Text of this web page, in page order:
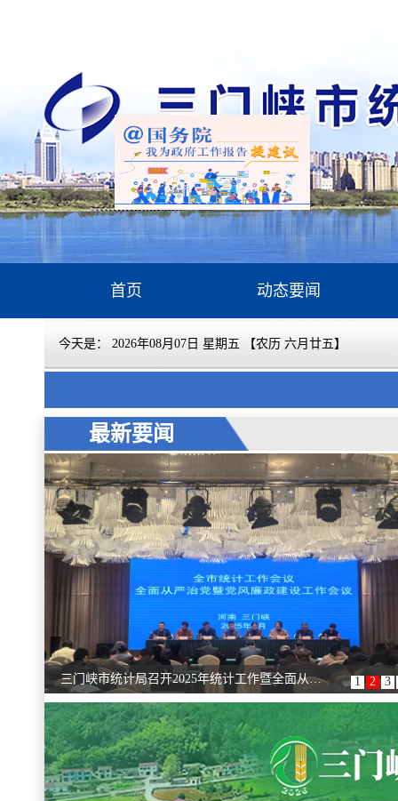
首页 动态要闻
今天是： 2026年08月07日 星期五 【农历 六月廿五】
最新要闻
1 2 3
三门峡市统计局开展“诚信进企业”宣传活动